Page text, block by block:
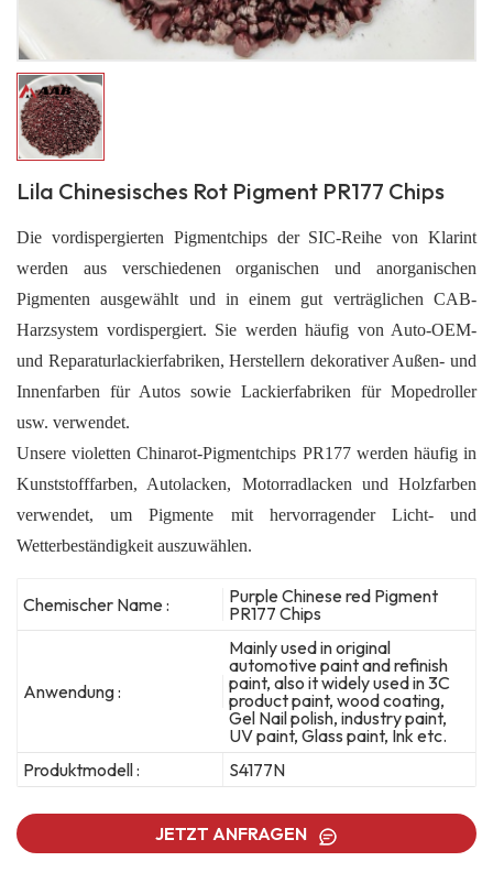
Lila Chinesisches Rot Pigment PR177 Chips
Die vordispergierten Pigmentchips der SIC-Reihe von Klarint
werden aus verschiedenen organischen und anorganischen
Pigmenten ausgewählt und in einem gut verträglichen CAB-
Harzsystem vordispergiert. Sie werden häufig von Auto-OEM-
und Reparaturlackierfabriken, Herstellern dekorativer Außen- und
Innenfarben für Autos sowie Lackierfabriken für Mopedroller
usw. verwendet.
Unsere violetten Chinarot-Pigmentchips PR177 werden häufig in
Kunststofffarben, Autolacken, Motorradlacken und Holzfarben
verwendet, um Pigmente mit hervorragender Licht- und
Wetterbeständigkeit auszuwählen.
Chemischer Name :
Purple Chinese red Pigment
PR177 Chips
Anwendung :
Mainly used in original
automotive paint and refinish
paint, also it widely used in 3C
product paint, wood coating,
Gel Nail polish, industry paint,
UV paint, Glass paint, Ink etc.
Produktmodell :
S4177N
JETZT ANFRAGEN